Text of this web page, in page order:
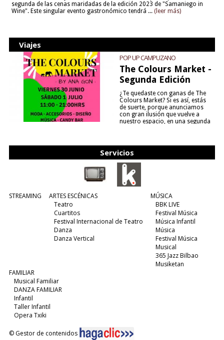
segunda de las cenas maridadas de la edición 2023 de "Samaniego in
Wine". Este singular evento gastronómico tendrá ... (leer más)
Viajes
POP UP CAMPUZANO
The Colours Market -
Segunda Edición
¿Te quedaste con ganas de The
Colours Market? Si es así, estás
de suerte, porque anunciamos
con gran ilusión que vuelve a
nuestro espacio, en una segunda
Servicios
STREAMING
ARTES ESCÉNICAS
Teatro
Cuartitos
Festival Internacional de Teatro
Danza
Danza Vertical
MÚSICA
BBK LIVE
Festival Música
Música Infantil
Música
Festival Música
Musical
365 Jazz Bilbao
Musiketan
FAMILIAR
Musical Familiar
DANZA FAMILIAR
Infantil
Taller Infantil
Opera Txiki
© Gestor de contenidos